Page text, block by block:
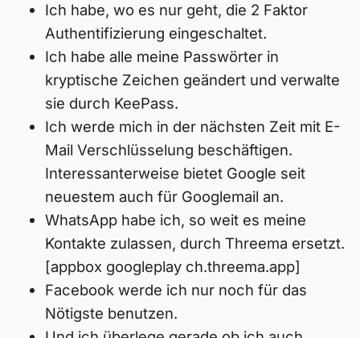
Ich habe, wo es nur geht, die 2 Faktor
Authentifizierung eingeschaltet.
Ich habe alle meine Passwörter in
kryptische Zeichen geändert und verwalte
sie durch KeePass.
Ich werde mich in der nächsten Zeit mit E-
Mail Verschlüsselung beschäftigen.
Interessanterweise bietet Google seit
neuestem auch für Googlemail an.
WhatsApp habe ich, so weit es meine
Kontakte zulassen, durch Threema ersetzt.
[appbox googleplay ch.threema.app]
Facebook werde ich nur noch für das
Nötigste benutzen.